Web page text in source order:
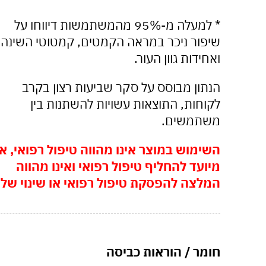
* למעלה מ-95% מהמשתמשות דיווחו על
שיפור ניכר במראה הקמטים, קמטוטי השינה
ואחידות גוון העור.
הנתון מבוסס על סקר שביעות רצון בקרב
לקוחות, התוצאות עשויות להשתנות בין
משתמשים.
השימוש במוצר אינו מהווה טיפול רפואי,
מיועד להחליף טיפול רפואי ואינו מהווה
המלצה להפסקת טיפול רפואי או שינוי
חומר / הוראות כביסה